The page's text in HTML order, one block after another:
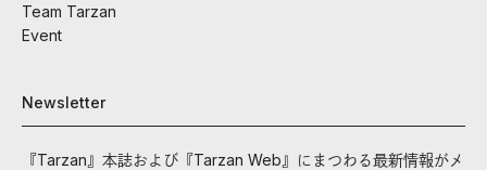
Team Tarzan
Event
Newsletter
『Tarzan』本誌および『Tarzan Web』にまつわる最新情報がメ